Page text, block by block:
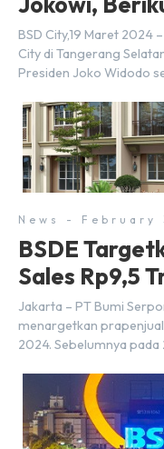
BSD City,19 Maret 2024
City di Tangerang
Presiden Joko Widodo
dibuat oleh Menteri
Airlangga Hartarto,
bersama Jokowi di
18 Maret 2024. Selain […]
News - February
BSDE
Sales Rp9,5
2024
Jakarta – PT Bumi
menargetkan
2024. Sebelumnya pada
melampaui target
Menurut Direktur
2024, kondisi ekonomi
memengaruhi